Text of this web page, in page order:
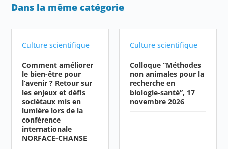
Dans la même catégorie
Culture scientifique
Comment améliorer
le bien-être pour
l’avenir ? Retour sur
les enjeux et défis
sociétaux mis en
lumière lors de la
conférence
internationale
NORFACE-CHANSE
Culture scientifique
Colloque “Méthodes
non animales pour la
recherche en
biologie-santé”, 17
novembre 2026